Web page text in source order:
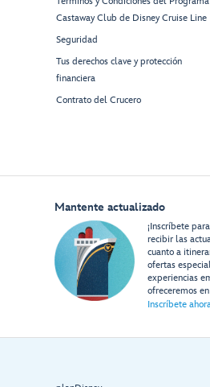
Castaway Club de Disney Cruise Line
Seguridad
Tus derechos clave y protección
financiera
Contrato del Crucero
Mantente actualizado
¡Inscríbete
recibir las
cuanto a
ofertas
experiencias
ofreceremos
Inscríbete